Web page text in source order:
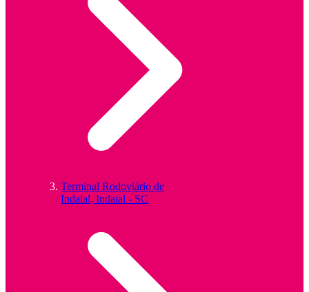
Terminal Rodoviário de
Indaial, Indaial - SC